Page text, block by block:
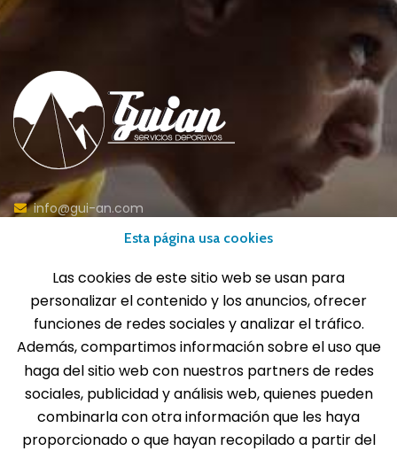
info@gui-an.com
Fax: 916 537 814
SOLICITA INFORMACIÓN
MENÚ
Esta página usa cookies
Las cookies de este sitio web se usan para
personalizar el contenido y los anuncios, ofrecer
funciones de redes sociales y analizar el tráfico.
Además, compartimos información sobre el uso que
haga del sitio web con nuestros partners de redes
sociales, publicidad y análisis web, quienes pueden
combinarla con otra información que les haya
proporcionado o que hayan recopilado a partir del